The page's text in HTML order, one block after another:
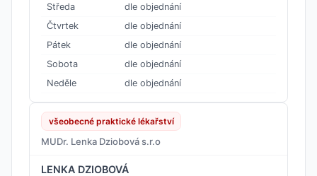
Středa
dle objednání
Čtvrtek
dle objednání
Pátek
dle objednání
Sobota
dle objednání
Neděle
dle objednání
všeobecné praktické lékařství
MUDr. Lenka Dziobová s.r.o
LENKA DZIOBOVÁ